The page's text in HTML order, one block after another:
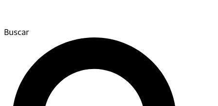
Buscar